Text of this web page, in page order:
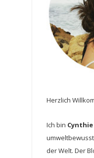
Herzlich
Ich bin Cynthie
der Welt. Der